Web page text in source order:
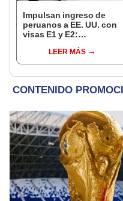
Impulsan ingreso de
peruanos a EE. UU. con
visas E1 y E2:
pymes serían los más
beneficiados
LEER MÁS